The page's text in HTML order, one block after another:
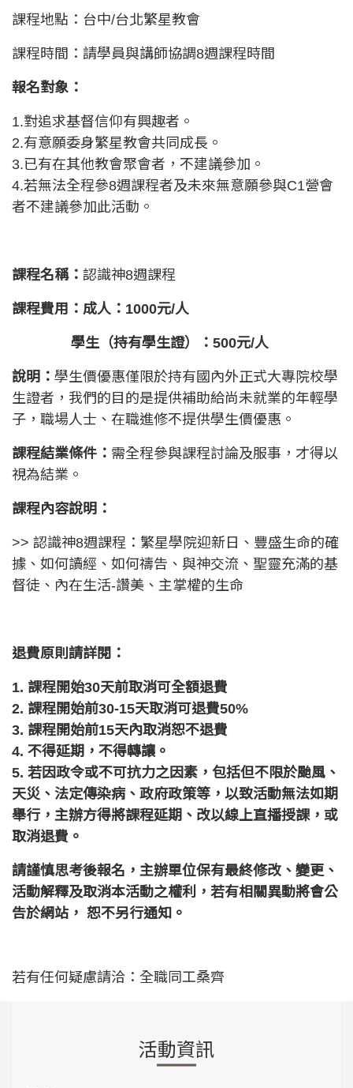
課程地點：台中/台北繁星教會
課程時間：請學員與講師協調8週課程時間
報名對象：
1.對追求基督信仰有興趣者。
2.有意願委身繁星教會共同成長。
3.已有在其他教會聚會者，不建議參加。
4.若無法全程參8週課程者及未來無意願參與C1營會
者不建議參加此活動。
課程名稱： 認識神8週課程
課程費用：成人：1000元/人
學生（持有學生證）：500元/人
說明： 學生價優惠僅限於持有國內外正式大專院校學
生證者，我們的目的是提供補助給尚未就業的年輕學
子，職場人士、在職進修不提供學生價優惠。
課程結業條件： 需全程參與課程討論及服事，才得以
視為結業。
課程內容說明：
>> 認識神8週課程：繁星學院迎新日、豐盛生命的確
據、如何讀經、如何禱告、與神交流、聖靈充滿的基
督徒、內在生活-讚美、主掌權的生命
退費原則請詳閱：
1. 課程開始30天前取消可全額退費
2. 課程開始前30-15天取消可退費50%
3. 課程開始前15天內取消恕不退費
4. 不得延期，不得轉讓。
5. 若因政令或不可抗力之因素，包括但不限於颱風、
天災、法定傳染病、政府政策等，以致活動無法如期
舉行，主辦方得將課程延期、改以線上直播授課，或
取消退費。
請謹慎思考後報名，主辦單位保有最終修改、變更、
活動解釋及取消本活動之權利，若有相關異動將會公
告於網站， 恕不另行通知。
若有任何疑慮請洽：全職同工桑齊
活動資訊